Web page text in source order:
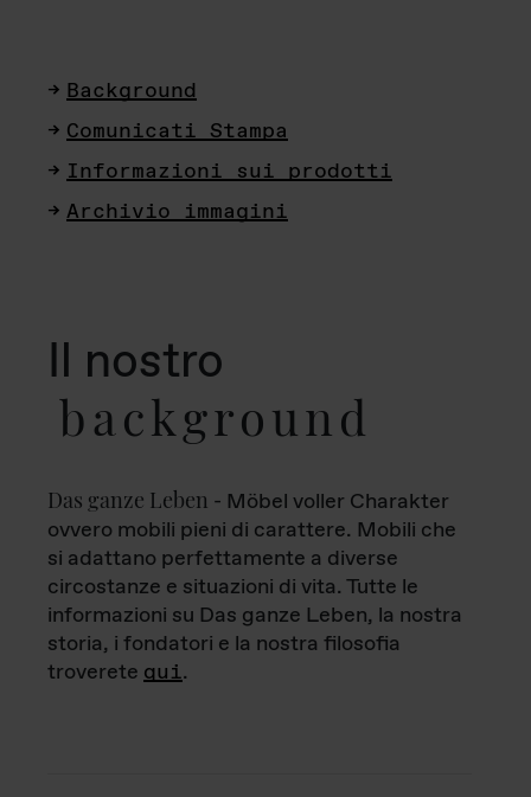
Background
Comunicati Stampa
Informazioni sui prodotti
Archivio immagini
Il nostro
background
Das ganze Leben - Möbel voller Charakter
ovvero mobili pieni di carattere. Mobili che
si adattano perfettamente a diverse
circostanze e situazioni di vita. Tutte le
informazioni su Das ganze Leben, la nostra
storia, i fondatori e la nostra filosofia
troverete qui.